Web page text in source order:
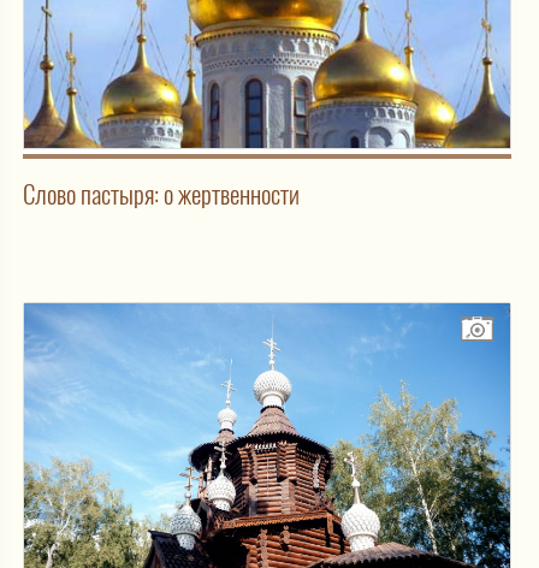
Слово пастыря: о жертвенности